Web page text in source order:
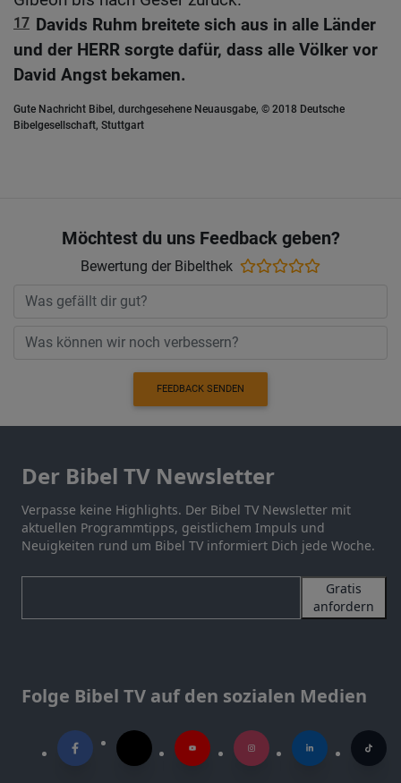
17 Davids Ruhm breitete sich aus in alle Länder
und der HERR sorgte dafür, dass alle Völker vor
David Angst bekamen.
Gute Nachricht Bibel, durchgesehene Neuausgabe, © 2018 Deutsche
Bibelgesellschaft, Stuttgart
Möchtest du uns Feedback geben?
Bewertung der Bibelthek
FEEDBACK SENDEN
Der Bibel TV Newsletter
Verpasse keine Highlights. Der Bibel TV Newsletter mit
aktuellen Programmtipps, geistlichem Impuls und
Neuigkeiten rund um Bibel TV informiert Dich jede Woche.
Gratis
anfordern
Folge Bibel TV auf den sozialen Medien